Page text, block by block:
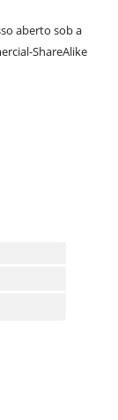
aberto sob a
ShareAlike